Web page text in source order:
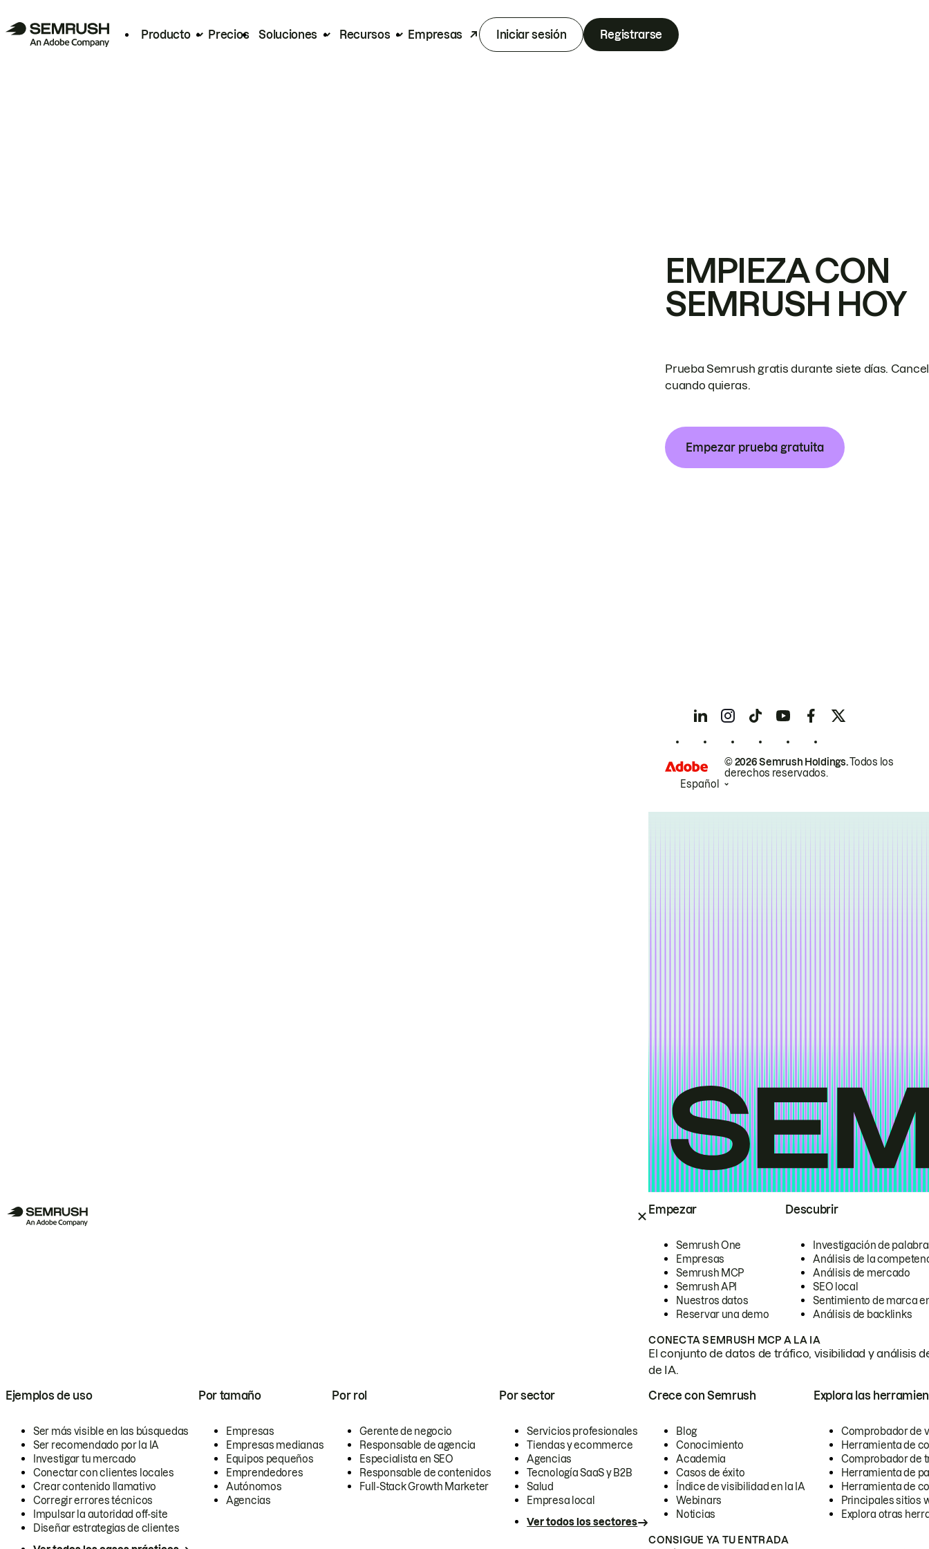
Producto Precios Soluciones Recursos Empresas Iniciar sesión Registrarse
Empezar
Semrush One
Empresas
Semrush MCP
Semrush API
Nuestros datos
Reservar una demo
Descubrir
Investigación de
Análisis de la
Análisis de mercado
SEO local
Sentimiento de marca
Análisis de backlinks
CONECTA SEMRUSH MCP A LA IA
El conjunto de datos de tráfico, visibilidad y análisis
de IA.
Ejemplos de uso
Ser más visible en las búsquedas
Ser recomendado por la IA
Investigar tu mercado
Conectar con clientes locales
Crear contenido llamativo
Corregir errores técnicos
Impulsar la autoridad off-site
Diseñar estrategias de clientes
Por tamaño
Empresas
Empresas medianas
Equipos pequeños
Emprendedores
Autónomos
Agencias
Por rol
Gerente de negocio
Responsable de agencia
Especialista en SEO
Responsable de contenidos
Full-Stack Growth Marketer
Por sector
Servicios profesionales
Tiendas y ecommerce
Agencias
Tecnología SaaS y B2B
Salud
Empresa local
Ver todos los sectores
Crece con Semrush
Blog
Conocimiento
Academia
Casos de éxito
Índice de visibilidad en la IA
Webinars
Noticias
Explora las
Comprobador de
Herramienta de
Comprobador de
Herramienta de
Herramienta de
Principales sitios
Explora otras
CONSIGUE YA TU ENTRADA
EMPIEZA CON
SEMRUSH HOY
Prueba Semrush gratis durante siete días.
cuando quieras.
Empezar prueba gratuita
© 2026 Semrush Holdings.Todos los
derechos reservados.
Español